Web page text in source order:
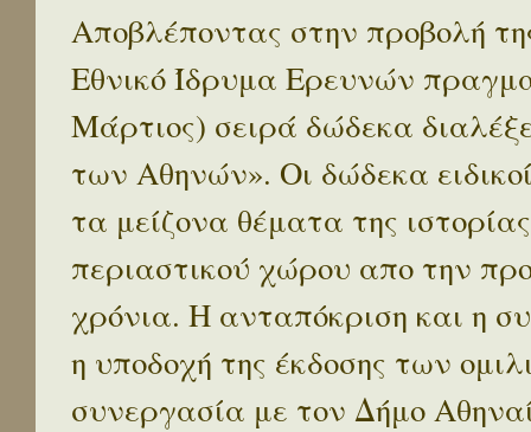
Αποβλέποντας στην προβολή
Εθνικό Ίδρυμα Ερευνών
Μάρτιος) σειρά δώδεκα
των Αθηνών». Οι δώδεκα
τα μείζονα θέματα της
περιαστικού χώρου απο την
χρόνια. Η ανταπόκριση και η
η υποδοχή της έκδοσης των
συνεργασία με τον Δήμο